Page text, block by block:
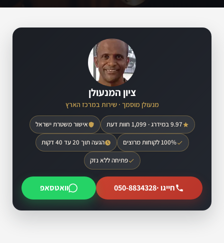
ציון המנעולן
מנעולן מוסמך · שירות במרכז הארץ
9.97 במידרג · 1,099 חוות דעת אישור משטרת ישראל
100% לקוחות מרוצים הגעה תוך 20 עד 40 דקות
פתיחה ללא נזק
חייגו ·050-8834328 וואטסאפ